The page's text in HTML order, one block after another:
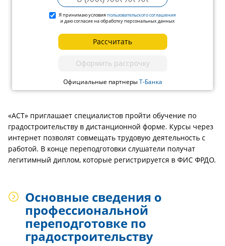
Я принимаю условияпользовательского соглашения
и даю согласие на обработку персональных данных
Рассчитать
Оформить рассрочку
Официальные партнерыТ-Банка
«АСТ» приглашает специалистов пройти обучение по
градостроительству в дистанционной форме. Курсы через
интернет позволят совмещать трудовую деятельность с
работой. В конце переподготовки слушатели получат
легитимный диплом, которые регистрируется в ФИС ФРДО.
Основные сведения о
профессиональной
переподготовке по
градостроительству